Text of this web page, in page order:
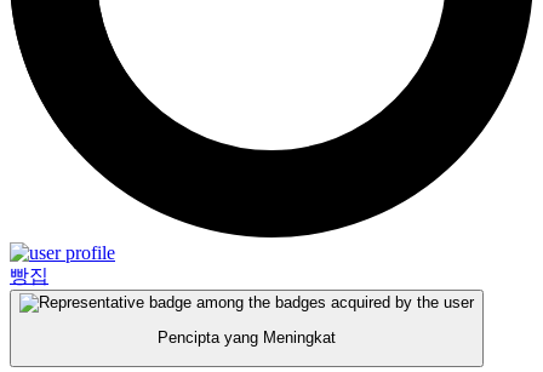
빵집
Pencipta yang Meningkat